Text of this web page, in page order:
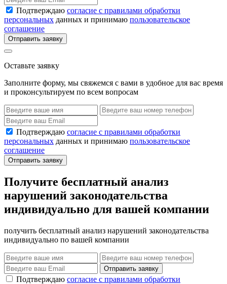
Подтверждаю согласие с правилами обработки
персональных данных и принимаю пользовательское
соглашение
Отправить заявку
Оставьте заявку
Заполните форму, мы свяжемся с вами в удобное для вас время
и проконсультируем по всем вопросам
Подтверждаю согласие с правилами обработки
персональных данных и принимаю пользовательское
соглашение
Отправить заявку
Получите бесплатный анализ
нарушений законодательства
индивидуально для вашей компании
получить бесплатный анализ нарушений законодательства
индивидуально по вашей компании
Отправить заявку
Подтверждаю согласие с правилами обработки